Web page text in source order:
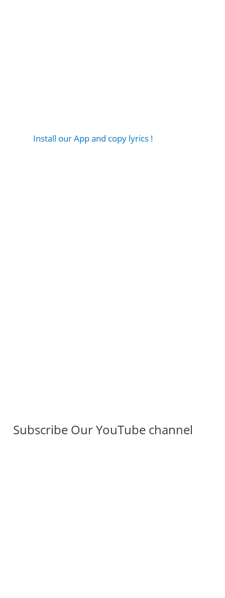
Install our App and copy lyrics !
Subscribe Our YouTube channel